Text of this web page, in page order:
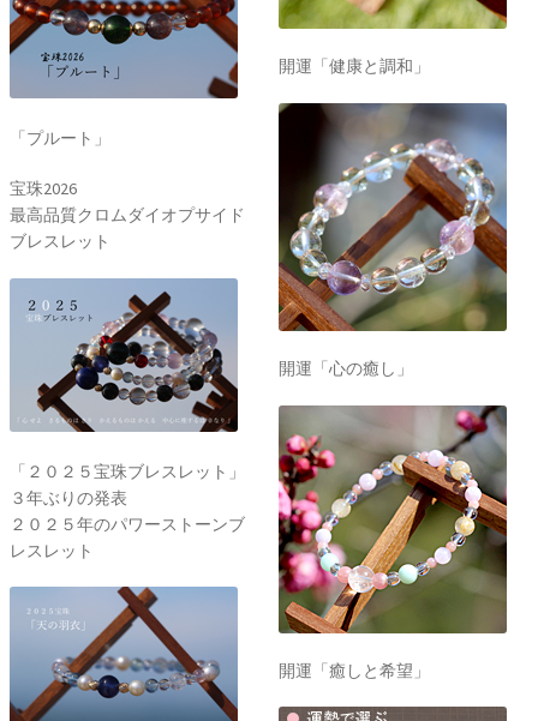
「プルート」
宝珠2026
最高品質クロムダイオプサイド
ブレスレット
「２０２５宝珠ブレスレット」
３年ぶりの発表
２０２５年のパワーストーンブ
レスレット
開運「健康と調和」
開運「心の癒し」
開運「癒しと希望」